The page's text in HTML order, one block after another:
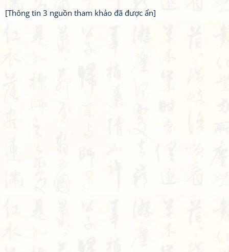
[Thông tin 3 nguồn tham khảo đã được ẩn]